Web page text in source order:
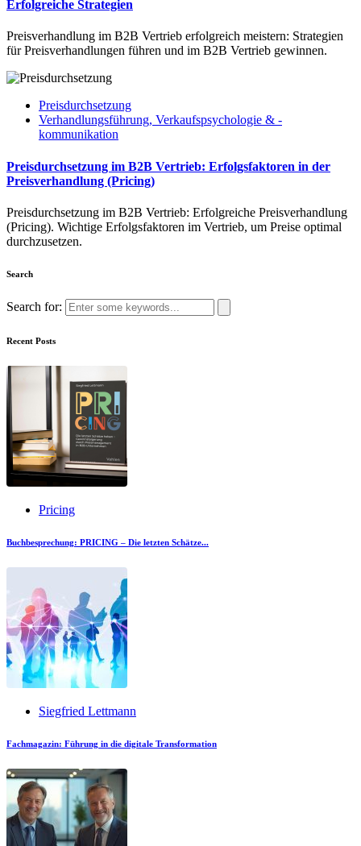
Erfolgreiche Strategien
Preisverhandlung im B2B Vertrieb erfolgreich meistern: Strategien
für Preisverhandlungen führen und im B2B Vertrieb gewinnen.
Preisdurchsetzung
Verhandlungsführung, Verkaufspsychologie & -
kommunikation
Preisdurchsetzung im B2B Vertrieb: Erfolgsfaktoren in der
Preisverhandlung (Pricing)
Preisdurchsetzung im B2B Vertrieb: Erfolgreiche Preisverhandlung
(Pricing). Wichtige Erfolgsfaktoren im Vertrieb, um Preise optimal
durchzusetzen.
Search
Search for:
Recent Posts
Pricing
Buchbesprechung: PRICING – Die letzten Schätze...
Siegfried Lettmann
Fachmagazin: Führung in die digitale Transformation